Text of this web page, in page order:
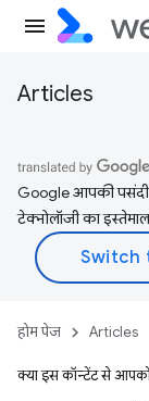
Articles
Google आपकी
टेक्नोलॉजी का
होम पेज Articles
क्या इस कॉन्टेंट से